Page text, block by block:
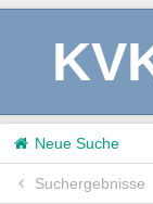
Neue Suche
Suchergebnisse